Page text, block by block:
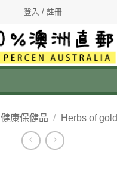
登入 / 註冊
健康保健品 / Herbs of gold